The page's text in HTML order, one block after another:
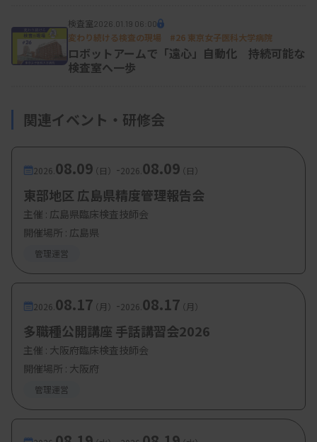
検査室2026.01.19 06:00
変わり続ける検査の現場 #26 東京女子医科大学病院
ロボットアームで「遠心」自動化 持続可能な
検査室へ一歩
関連イベント・研修会
2026. 08.09（日） -2026. 08.09（日）
東部地区 広島県精度管理報告会
主催 : 広島県臨床検査技師会
開催場所 : 広島県
管理運営
2026. 08.17（月） -2026. 08.17（月）
多職種公開講座 手話講習会2026
主催 : 大阪府臨床検査技師会
開催場所 : 大阪府
管理運営